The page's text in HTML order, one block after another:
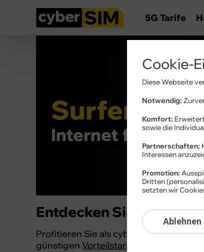
5G Tarife
Surfen
Internet für
Entdecken Sie
Profitieren Sie als cyberSIM-
günstigen Vorteilstarifen für Ihre
Cookie-
Diese Webseite
Notwendig:
Komfort:
sowie die
Partnerschaften:
Interessen
Promotion:
Dritten
setzten wir
Ablehnen